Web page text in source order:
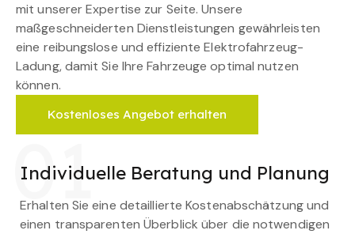
mit unserer Expertise zur Seite. Unsere
maßgeschneiderten Dienstleistungen gewährleisten
eine reibungslose und effiziente Elektrofahrzeug-
Ladung, damit Sie Ihre Fahrzeuge optimal nutzen
können.
Kostenloses Angebot erhalten
01
Individuelle Beratung und Planung
Erhalten Sie eine detaillierte Kostenabschätzung und
einen transparenten Überblick über die notwendigen